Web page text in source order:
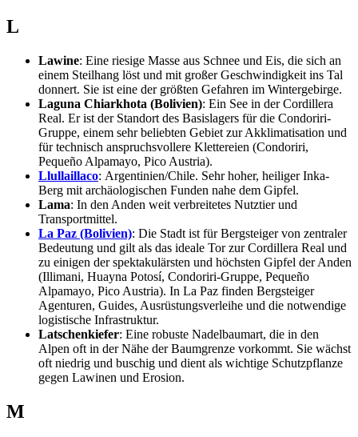
L
Lawine: Eine riesige Masse aus Schnee und Eis, die sich an
einem Steilhang löst und mit großer Geschwindigkeit ins Tal
donnert. Sie ist eine der größten Gefahren im Wintergebirge.
Laguna Chiarkhota (Bolivien): Ein See in der Cordillera
Real. Er ist der Standort des Basislagers für die Condoriri-
Gruppe, einem sehr beliebten Gebiet zur Akklimatisation und
für technisch anspruchsvollere Klettereien (Condoriri,
Pequeño Alpamayo, Pico Austria).
Llullaillaco: Argentinien/Chile. Sehr hoher, heiliger Inka-
Berg mit archäologischen Funden nahe dem Gipfel.
Lama: In den Anden weit verbreitetes Nutztier und
Transportmittel.
La Paz (Bolivien): Die Stadt ist für Bergsteiger von zentraler
Bedeutung und gilt als das ideale Tor zur Cordillera Real und
zu einigen der spektakulärsten und höchsten Gipfel der Anden
(Illimani, Huayna Potosí, Condoriri-Gruppe, Pequeño
Alpamayo, Pico Austria). In La Paz finden Bergsteiger
Agenturen, Guides, Ausrüstungsverleihe und die notwendige
logistische Infrastruktur.
Latschenkiefer: Eine robuste Nadelbaumart, die in den
Alpen oft in der Nähe der Baumgrenze vorkommt. Sie wächst
oft niedrig und buschig und dient als wichtige Schutzpflanze
gegen Lawinen und Erosion.
M